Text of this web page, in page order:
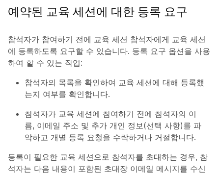
예약된 교육 세션에 대한 등록 요구
참석자가 참여하기 전에 교육 세션 참석자에게 교육 세션
에 등록하도록 요구할 수 있습니다. 등록 요구 옵션을 사용
하여 할 수 있는 작업:
참석자의 목록을 확인하여 교육 세션에 대해 등록했
는지 여부를 확인합니다.
참석자가 교육 세션에 참여하기 전에 참석자의 이
름, 이메일 주소 및 추가 개인 정보(선택 사항)를 파
악하고 개별 등록 요청을 수락하거나 거절합니다.
등록이 필요한 교육 세션으로 참석자를 초대하는 경우, 참
석자는 다음 내용이 포함된 초대장 이메일 메시지를 수신